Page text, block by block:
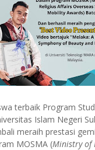
terbaik Program
Islam Negeri
meraih prestasi
MOSMA (Ministry of